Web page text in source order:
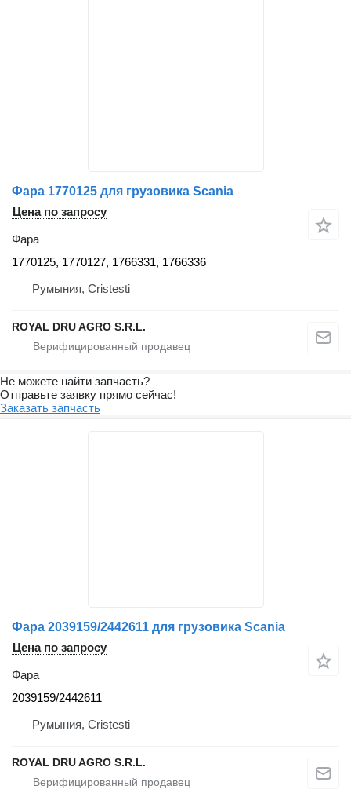
Фара 1770125 для грузовика Scania
Цена по запросу
Фара
1770125, 1770127, 1766331, 1766336
Румыния, Cristesti
ROYAL DRU AGRO S.R.L.
Не можете найти запчасть?
Отправьте заявку прямо сейчас!
Заказать запчасть
Фара 2039159/2442611 для грузовика Scania
Цена по запросу
Фара
2039159/2442611
Румыния, Cristesti
ROYAL DRU AGRO S.R.L.